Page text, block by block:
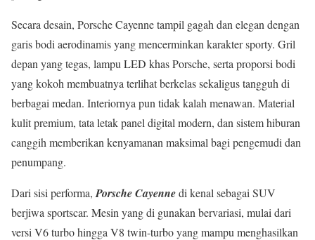
Secara desain, Porsche Cayenne tampil gagah dan elegan dengan
garis bodi aerodinamis yang mencerminkan karakter sporty. Gril
depan yang tegas, lampu LED khas Porsche, serta proporsi bodi
yang kokoh membuatnya terlihat berkelas sekaligus tangguh di
berbagai medan. Interiornya pun tidak kalah menawan. Material
kulit premium, tata letak panel digital modern, dan sistem hiburan
canggih memberikan kenyamanan maksimal bagi pengemudi dan
penumpang.
Dari sisi performa, Porsche Cayennedi kenal sebagai SUV
berjiwa sportscar. Mesin yang di gunakan bervariasi, mulai dari
versi V6 turbo hingga V8 twin-turbo yang mampu menghasilkan